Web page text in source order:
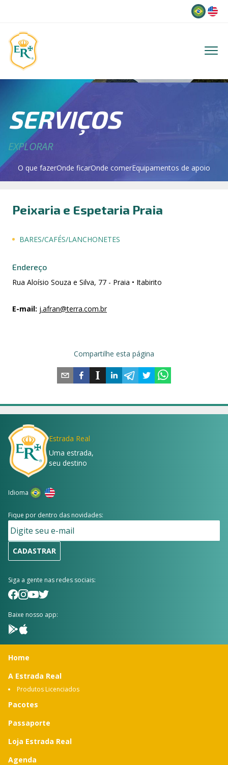
SERVIÇOS
EXPLORAR
O que fazerOnde ficarOnde comerEquipamentos de apoio
Peixaria e Espetaria Praia
BARES/CAFÉS/LANCHONETES
Endereço
Rua Aloísio Souza e Silva, 77 - Praia • Itabirito
E-mail: j.afran@terra.com.br
Compartilhe esta página
Estrada Real
Uma estrada,
seu destino
Idioma
Fique por dentro das novidades:
CADASTRAR
Siga a gente nas redes sociais:
Baixe nosso app:
Home
A Estrada Real
Produtos Licenciados
Pacotes
Passaporte
Loja Estrada Real
Agenda